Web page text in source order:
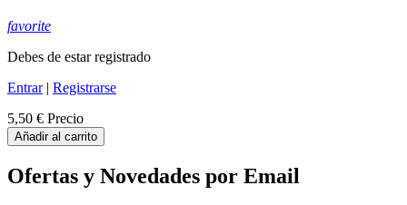
favorite
Debes de estar registrado
Entrar| Registrarse
5,50 € Precio
Añadir al carrito
Ofertas y Novedades por Email